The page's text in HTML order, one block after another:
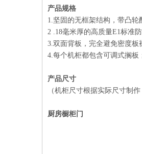
产品规格
1.坚固的无框架结构，带凸轮
2 .18毫米厚的高质量E1标准
3.双面背板，完全避免密度板
4.每个机柜都包含可调式搁板
产品尺寸
（机柜尺寸根据实际尺寸制
厨房橱柜门